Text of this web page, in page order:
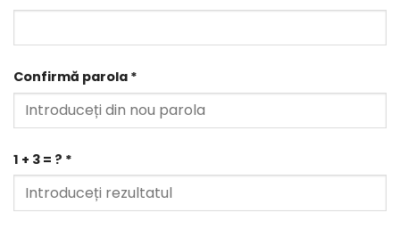
Confirmă parola *
1 + 3 = ? *